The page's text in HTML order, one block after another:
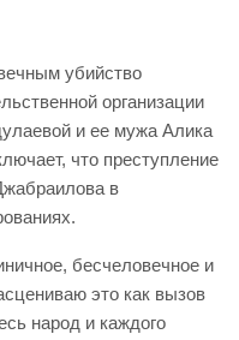
убийство
организации
и ее мужа Алика
что преступление
в
бесчеловечное и
это как вызов
народ и каждого